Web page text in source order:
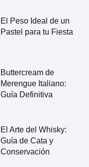
El Peso Ideal de un
Pastel para tu Fiesta
Buttercream de
Merengue Italiano:
Guía Definitiva
El Arte del Whisky:
Guía de Cata y
Conservación